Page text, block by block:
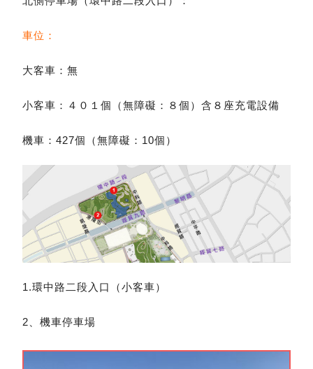
車位：
大客車：無
小客車：４０１個（無障礙：８個）含８座充電設備
機車：427個（無障礙：10個）
1.環中路二段入口（小客車）
2、機車停車場